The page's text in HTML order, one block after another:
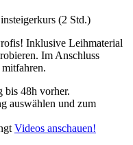
(2 Std.)
Inklusive Leihmaterial
Im Anschluss
bis 48h vorher.
auswählen und zum
Videos anschauen!